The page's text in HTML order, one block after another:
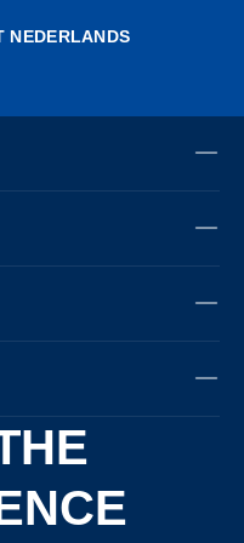
NEDERLANDS